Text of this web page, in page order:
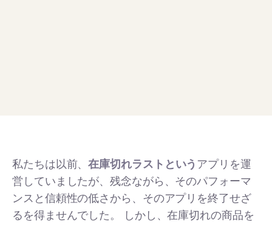
私たちは以前、在庫切れラストという アプリを運
営していましたが、残念ながら、そのパフォーマ
ンスと信頼性の低さから、そのアプリを終了せざ
るを得ませんでした。 しかし、在庫切れの商品を